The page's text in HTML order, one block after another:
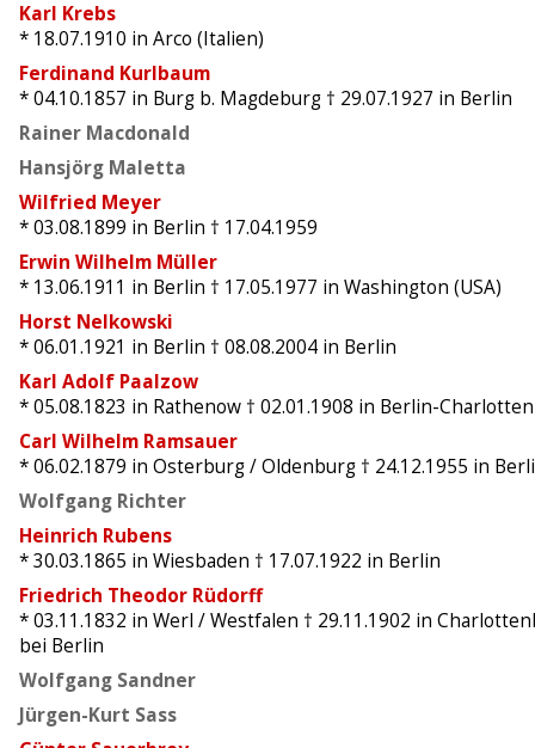
Karl Krebs
* 18.07.1910 in Arco (Italien)
Ferdinand Kurlbaum
* 04.10.1857 in Burg b. Magdeburg † 29.07.1927 in Berlin
Rainer Macdonald
Hansjörg Maletta
Wilfried Meyer
* 03.08.1899 in Berlin † 17.04.1959
Erwin Wilhelm Müller
* 13.06.1911 in Berlin † 17.05.1977 in Washington (USA)
Horst Nelkowski
* 06.01.1921 in Berlin † 08.08.2004 in Berlin
Karl Adolf Paalzow
* 05.08.1823 in Rathenow † 02.01.1908 in Berlin-
Carl Wilhelm Ramsauer
* 06.02.1879 in Osterburg / Oldenburg † 24.12.1955 in
Wolfgang Richter
Heinrich Rubens
* 30.03.1865 in Wiesbaden † 17.07.1922 in Berlin
Friedrich Theodor Rüdorff
* 03.11.1832 in Werl / Westfalen † 29.11.1902 in
bei Berlin
Wolfgang Sandner
Jürgen-Kurt Sass